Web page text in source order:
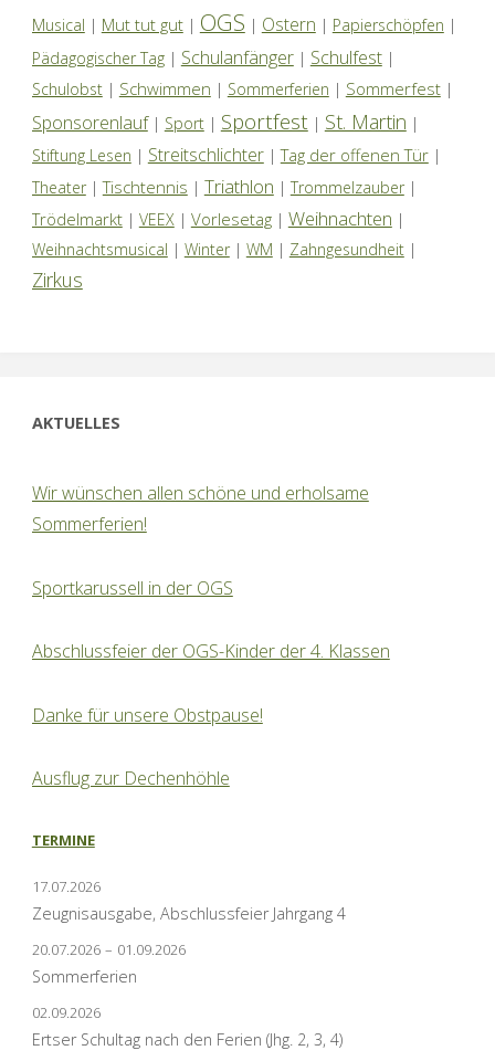
Musical | Mut tut gut| OGS | Ostern | Papierschöpfen |
Pädagogischer Tag| Schulanfänger| Schulfest|
Schulobst| Schwimmen | Sommerferien | Sommerfest|
Sponsorenlauf| Sport| Sportfest | St. Martin |
Stiftung Lesen | Streitschlichter|Tag der offenen Tür|
Theater|Tischtennis | Triathlon | Trommelzauber|
Trödelmarkt| VEEX| Vorlesetag| Weihnachten |
Weihnachtsmusical | Winter| WM | Zahngesundheit|
Zirkus
AKTUELLES
Wir wünschen allen schöne und erholsame
Sommerferien!
Sportkarussell in der OGS
Abschlussfeier der OGS-Kinder der 4. Klassen
Danke für unsere Obstpause!
Ausflug zur Dechenhöhle
TERMINE
17.07.2026
Zeugnisausgabe, Abschlussfeier Jahrgang 4
20.07.2026 – 01.09.2026
Sommerferien
02.09.2026
Ertser Schultag nach den Ferien (Jhg. 2, 3, 4)